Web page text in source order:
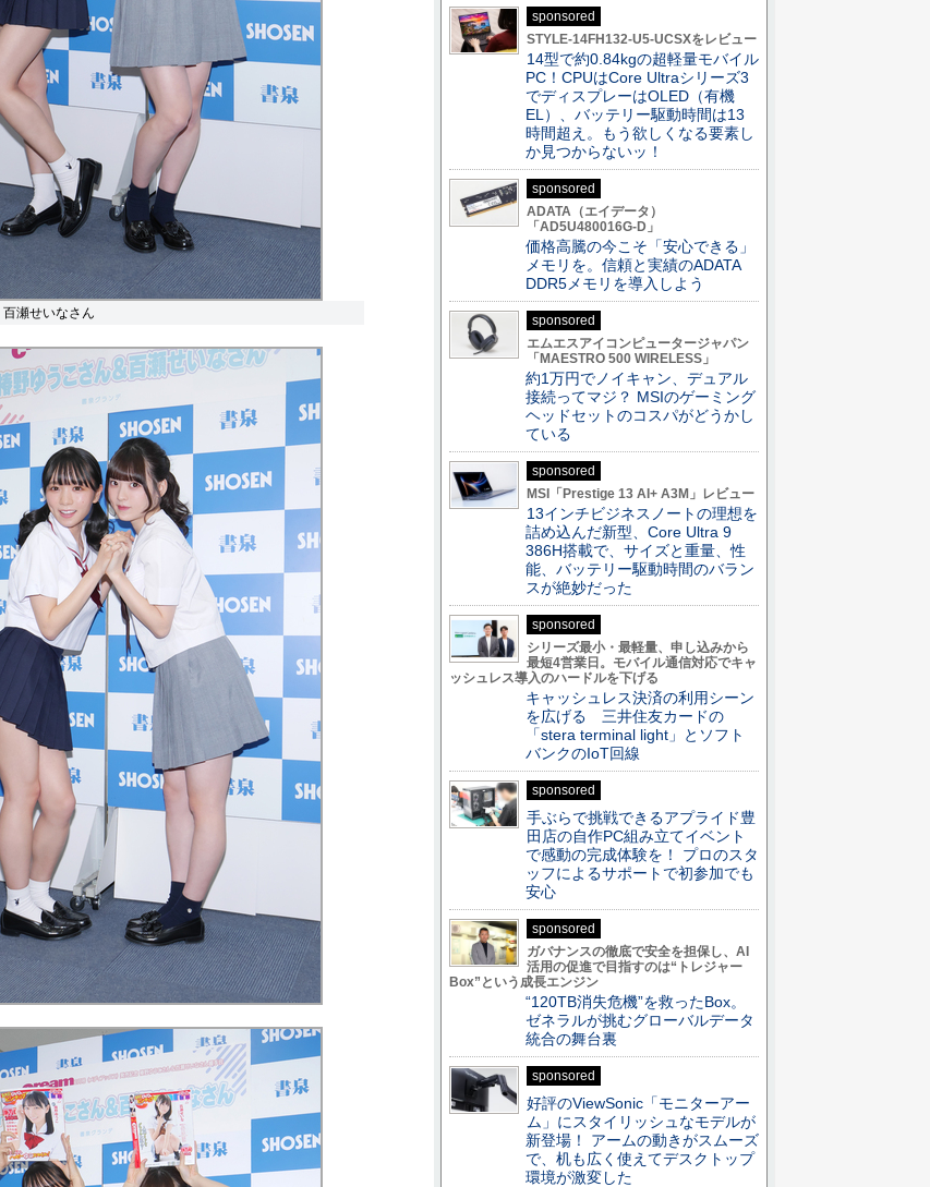
瀬せいなさん
sponsored
STYLE-14FH132-U5-UCSXをレビュー
14型で約0.84kgの超軽量モバイル
PC！CPUはCore Ultraシリーズ3
でディスプレーはOLED（有機
EL）、バッテリー駆動時間は13
時間超え。もう欲しくなる要素し
か見つからないッ！
sponsored
ADATA（エイデータ）
「AD5U480016G-D」
価格高騰の今こそ「安心できる」
メモリを。信頼と実績のADATA
DDR5メモリを導入しよう
sponsored
エムエスアイコンピュータージャパン
「MAESTRO 500 WIRELESS」
約1万円でノイキャン、デュアル
接続ってマジ？ MSIのゲーミング
ヘッドセットのコスパがどうかし
ている
sponsored
MSI「Prestige 13 AI+ A3M」レビュー
13インチビジネスノートの理想を
詰め込んだ新型、Core Ultra 9
386H搭載で、サイズと重量、性
能、バッテリー駆動時間のバラン
スが絶妙だった
sponsored
シリーズ最小・最軽量、申し込みから
最短4営業日。モバイル通信対応でキャ
ッシュレス導入のハードルを下げる
キャッシュレス決済の利用シーン
を広げる 三井住友カードの
「stera terminal light」とソフト
バンクのIoT回線
sponsored
手ぶらで挑戦できるアプライド豊
田店の自作PC組み立てイベント
で感動の完成体験を！ プロのスタ
ッフによるサポートで初参加でも
安心
sponsored
ガバナンスの徹底で安全を担保し、AI
活用の促進で目指すのは“トレジャー
Box”という成長エンジン
“120TB消失危機”を救ったBox。
ゼネラルが挑むグローバルデータ
統合の舞台裏
sponsored
好評のViewSonic「モニターアー
ム」にスタイリッシュなモデルが
新登場！ アームの動きがスムーズ
で、机も広く使えてデスクトップ
環境が激変した